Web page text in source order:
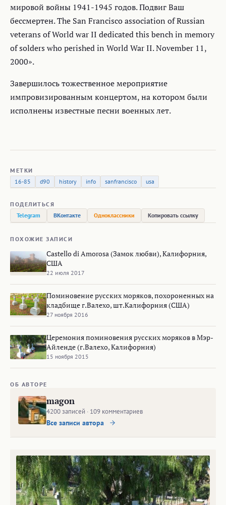
мировой войны 1941-1945 годов. Подвиг Ваш
бессмертен. The San Francisco association of Russian
veterans of World war II dedicated this bench in memory
of solders who perished in World War II. November 11,
2000».
Завершилось тожественное мероприятие
импровизированным концертом, на котором были
исполнены известные песни военных лет.
МЕТКИ
16-85
d90 history info sanfrancisco usa
ПОДЕЛИТЬСЯ
Telegram
ВКонтакте Одноклассники Копировать ссылку
ПОХОЖИЕ ЗАПИСИ
Castello di Amorosa (Замок любви), Калифорния,
США
22 июля 2017
Поминовение русских моряков, похороненных на
кладбище г.Валехо, шт.Калифорния (США)
27 ноября 2016
Церемония поминовения русских моряков в Мэр-
Айленде (г.Валехо, Калифорния)
15 ноября 2015
ОБ АВТОРЕ
magon
4200 записей · 109 комментариев
Все записи автора